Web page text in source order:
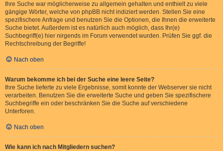
Ihre Suche war möglicherweise zu allgemein gehalten und enthielt zu viele
gängige Wörter, welche von phpBB nicht indiziert werden. Stellen Sie eine
spezifischere Anfrage und benutzen Sie die Optionen, die Ihnen die erweiterte
Suche bietet. Außerdem ist es natürlich auch möglich, dass Ihr(e)
Suchbegriff(e) hier nirgends im Forum verwendet wurden. Prüfen Sie ggf. die
Rechtschreibung der Begriffe!
Nach oben
Warum bekomme ich bei der Suche eine leere Seite?
Ihre Suche lieferte zu viele Ergebnisse, somit konnte der Webserver sie nicht
verarbeiten. Benutzen Sie die erweiterte Suche und geben Sie spezifischere
Suchbegriffe ein oder beschränken Sie die Suche auf verschiedene
Unterforen.
Nach oben
Wie kann ich nach Mitgliedern suchen?